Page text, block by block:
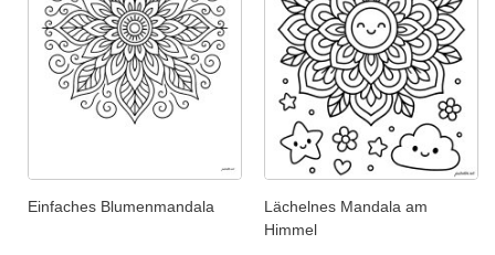
Einfaches Blumenmandala
Lächelnes Mandala am
Himmel